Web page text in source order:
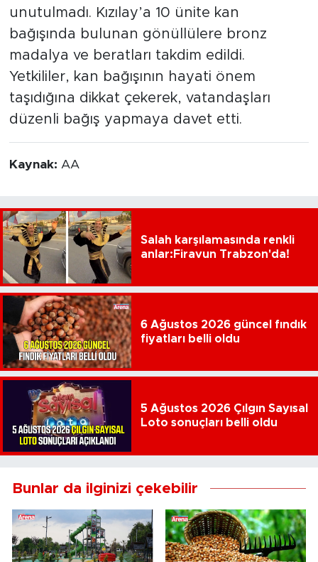
unutulmadı. Kızılay’a 10 ünite kan
bağışında bulunan gönüllülere bronz
madalya ve beratları takdim edildi.
Yetkililer, kan bağışının hayati önem
taşıdığına dikkat çekerek, vatandaşları
düzenli bağış yapmaya davet etti.
Kaynak: AA
Salah karşılamasında renkli
anlar:Firavun Trabzon'da!
6 Ağustos 2026 güncel fındık
fiyatları belli oldu
5 Ağustos 2026 Çılgın Sayısal
Loto sonuçları belli oldu
Bunlar da ilginizi çekebilir